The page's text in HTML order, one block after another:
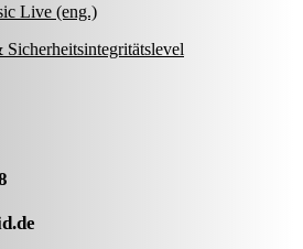
Live (eng.)